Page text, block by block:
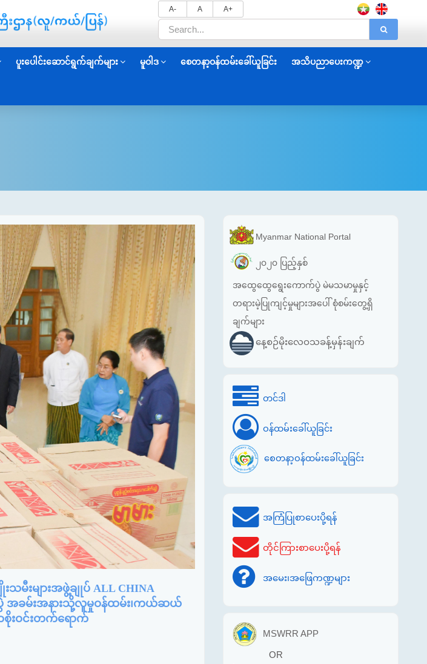
A- A A+
ပူးပေါင်းဆောင်ရွက်ချက်များ မူဝါဒ စေတနာ့ဝန်ထမ်းခေါ်ယူခြင်း အသိပညာပေးကဏ္ဍ
းများအဖွဲ့ချုပ် ALL CHINA
ပ်ပွဲ အခမ်းအနားသို့လူမှုဝန်ထမ်း၊ကယ်ဆယ်
ာစိုးဝင်းတက်ရောက်
Myanmar National Portal
၂၀၂၀ ပြည့်နှစ်
အထွေထွေရွေးကောက်ပွဲ မဲမသမာမှုနှင့်
တရားမဲ့ပြုကျင့်မှုများအပေါ် စုံစမ်းတွေ့ရှိ
ချက်များ
နေ့စဉ်မိုးလေဝသခန့်မှန်းချက်
တင်ဒါ
ဝန်ထမ်းခေါ်ယူခြင်း
စေတနာ့ဝန်ထမ်းခေါ်ယူခြင်း
အကြံပြုစာပေးပို့ရန်
တိုင်ကြားစာပေးပို့ရန်
အမေး၊အဖြေကဏ္ဍများ
MSWRR APP
OR